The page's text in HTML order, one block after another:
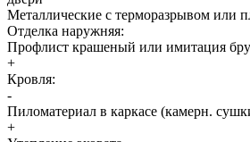
Металлические с терморазрывом или
Отделка наружняя:
Профлист крашеный или имитация
+
Кровля:
-
Пиломатериал в каркасе (камерн.
+